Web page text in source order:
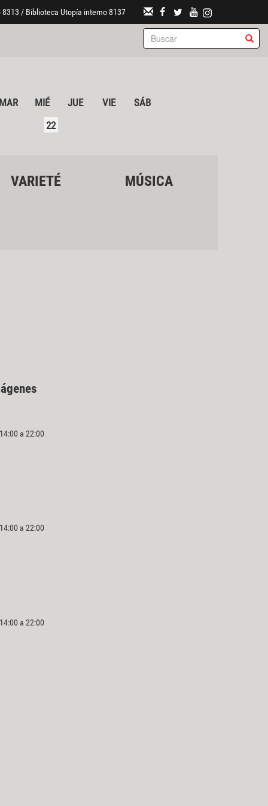
/ Biblioteca Utopía interno 8137
MAR MIÉ JUE VIE
SÁB
22
VARIETÉ
MÚSICA
a 22:00
a 22:00
a 22:00